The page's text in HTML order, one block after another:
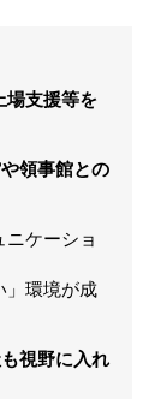
場支援等を
領事館との
ケーショ
」環境が成
視野に入れ